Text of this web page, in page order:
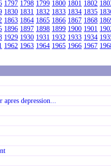
1797 1798 1799 1800 1801 1802
1830 1831 1832 1833 1834 1835
1863 1864 1865 1866 1867 1868
1896 1897 1898 1899 1900 1901
1929 1930 1931 1932 1933 1934
1962 1963 1964 1965 1966 1967
depression...